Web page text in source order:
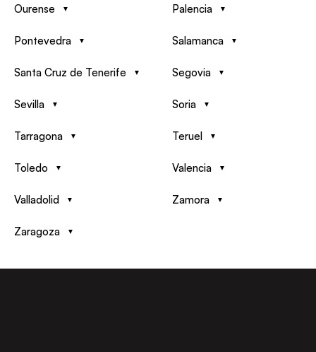
Ourense Palencia
Pontevedra Salamanca
Santa Cruz de Tenerife Segovia
Sevilla Soria
Tarragona Teruel
Toledo Valencia
Valladolid Zamora
Zaragoza